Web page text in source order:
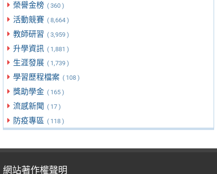
榮譽金榜 ( 360 )
活動競賽 ( 8,664 )
教師研習 ( 3,959 )
升學資訊 ( 1,881 )
生涯發展 ( 1,739 )
學習歷程檔案 ( 108 )
獎助學金 ( 165 )
流感新聞 ( 17 )
防疫專區 ( 118 )
網站著作權聲明